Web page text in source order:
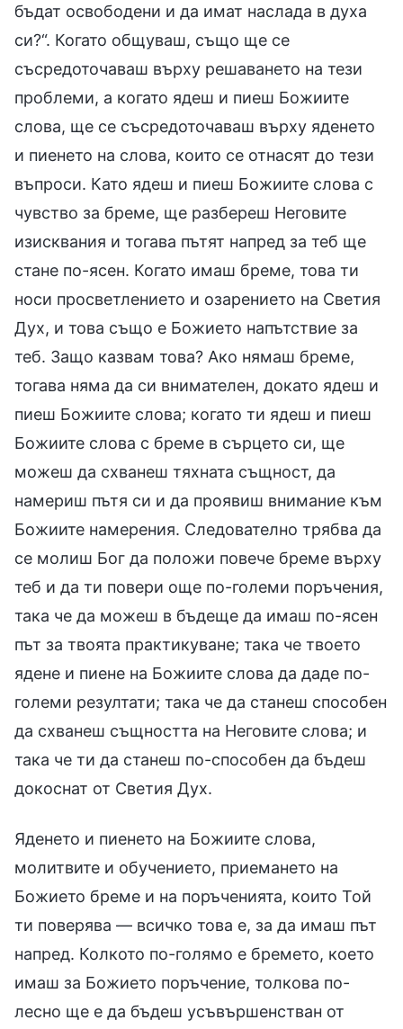
бъдат освободени и да имат наслада в духа
си?“. Когато общуваш, също ще се
съсредоточаваш върху решаването на тези
проблеми, а когато ядеш и пиеш Божиите
слова, ще се съсредоточаваш върху яденето
и пиенето на слова, които се отнасят до тези
въпроси. Като ядеш и пиеш Божиите слова с
чувство за бреме, ще разбереш Неговите
изисквания и тогава пътят напред за теб ще
стане по-ясен. Когато имаш бреме, това ти
носи просветлението и озарението на Светия
Дух, и това също е Божието напътствие за
теб. Защо казвам това? Ако нямаш бреме,
тогава няма да си внимателен, докато ядеш и
пиеш Божиите слова; когато ти ядеш и пиеш
Божиите слова с бреме в сърцето си, ще
можеш да схванеш тяхната същност, да
намериш пътя си и да проявиш внимание към
Божиите намерения. Следователно трябва да
се молиш Бог да положи повече бреме върху
теб и да ти повери още по-големи поръчения,
така че да можеш в бъдеще да имаш по-ясен
път за твоята практикуване; така че твоето
ядене и пиене на Божиите слова да даде по-
големи резултати; така че да станеш способен
да схванеш същността на Неговите слова; и
така че ти да станеш по-способен да бъдеш
докоснат от Светия Дух.
Яденето и пиенето на Божиите слова,
молитвите и обучението, приемането на
Божието бреме и на поръченията, които Той
ти поверява — всичко това е, за да имаш път
напред. Колкото по-голямо е бремето, което
имаш за Божието поръчение, толкова по-
лесно ще е да бъдеш усъвършенстван от